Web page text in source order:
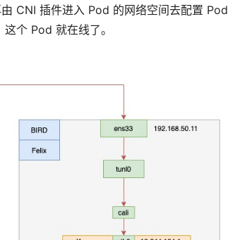
CNI 插件进入 Pod 的网络空间去配置 Pod
个 Pod 就在线了。